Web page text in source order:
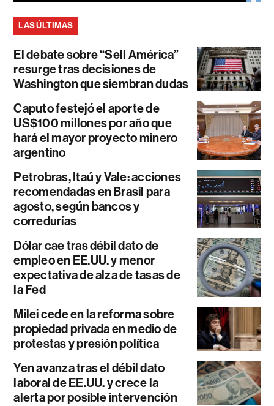
LAS ÚLTIMAS
El debate sobre “Sell América”
resurge tras decisiones de
Washington que siembran dudas
Caputo festejó el aporte de
US$100 millones por año que
hará el mayor proyecto minero
argentino
Petrobras, Itaú y Vale: acciones
recomendadas en Brasil para
agosto, según bancos y
corredurías
Dólar cae tras débil dato de
empleo en EE.UU. y menor
expectativa de alza de tasas de
la Fed
Milei cede en la reforma sobre
propiedad privada en medio de
protestas y presión política
Yen avanza tras el débil dato
laboral de EE.UU. y crece la
alerta por posible intervención